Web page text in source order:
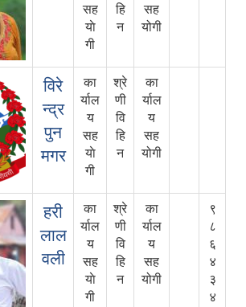
सह
याे
गी
हि
न
सह
योगी
विरे
न्द्र
पुन
मगर
का
र्याल
य
सह
याे
गी
श्रे
णी
वि
हि
न
का
र्याल
य
सह
योगी
हरी
लाल
वली
का
र्याल
य
सह
याे
गी
श्रे
णी
वि
हि
न
का
र्याल
य
सह
योगी
९
८
६
४
३
४